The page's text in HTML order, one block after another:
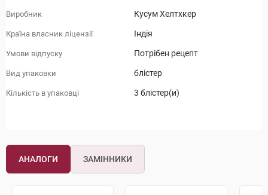
Виробник Кусум Хелтхкер
Країна власник ліцензії Індія
Умови відпуску Потрібен рецепт
Вид упаковки блістер
Кількість в упаковці 3 блістер(и)
АНАЛОГИ ЗАМІННИКИ